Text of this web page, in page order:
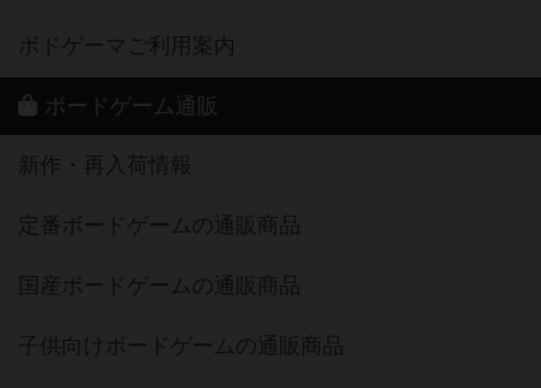
ボドゲーマご利用案内
ボードゲーム通販
新作・再入荷情報
定番ボードゲームの通販商品
国産ボードゲームの通販商品
子供向けボードゲームの通販商品